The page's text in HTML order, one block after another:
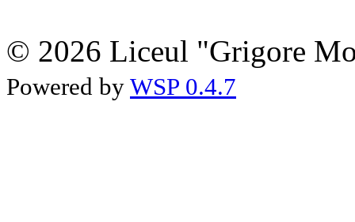
© 2026 Liceul "Grigore
Powered by WSP 0.4.7